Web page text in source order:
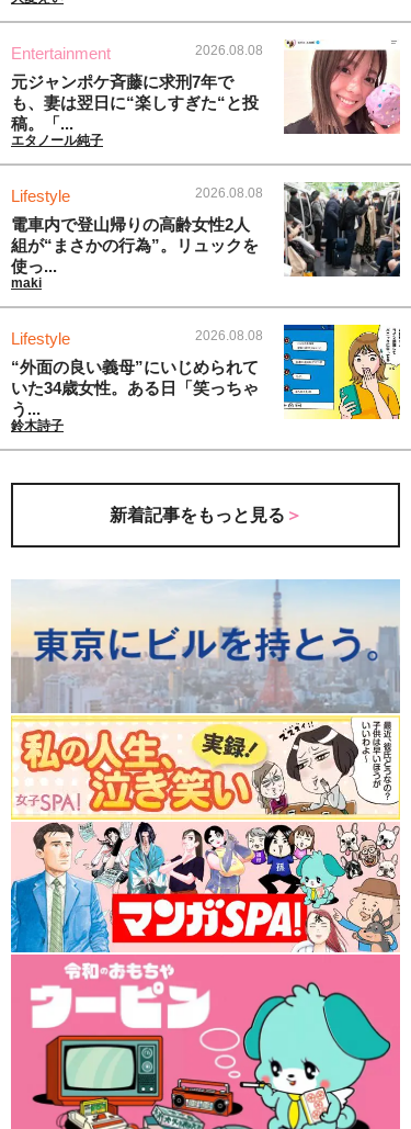
Entertainment 2026.08.08
元ジャンポケ斉藤に求刑7年で
も、妻は翌日に“楽しすぎた“と投
稿。「...
エタノール純子
Lifestyle 2026.08.08
電車内で登山帰りの高齢女性2人
組が“まさかの行為”。リュックを
使っ...
maki
Lifestyle 2026.08.08
“外面の良い義母”にいじめられて
いた34歳女性。ある日「笑っちゃ
う...
鈴木詩子
新着記事をもっと見る